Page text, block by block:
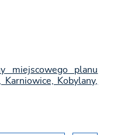
miejscowego planu
Kobylany,